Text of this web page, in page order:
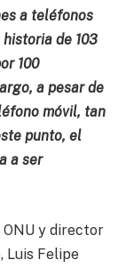
a teléfonos
de 103
100
a pesar de
móvil, tan
punto, el
a ser
y director
Luis Felipe